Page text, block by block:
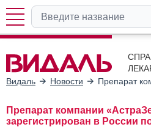
Видаль
Новости Препарат
Препарат компании
зарегистрирован в России